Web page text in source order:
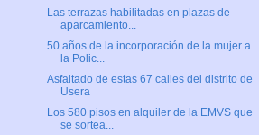
Las terrazas habilitadas en plazas de
aparcamiento...
50 años de la incorporación de la mujer a
la Polic...
Asfaltado de estas 67 calles del distrito de
Usera
Los 580 pisos en alquiler de la EMVS que
se sortea...